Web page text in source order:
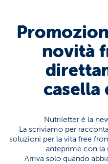
novità
casella
Nutriletter è la
La scriviamo per
soluzioni per la vita free
anteprime con la
Arriva solo quando